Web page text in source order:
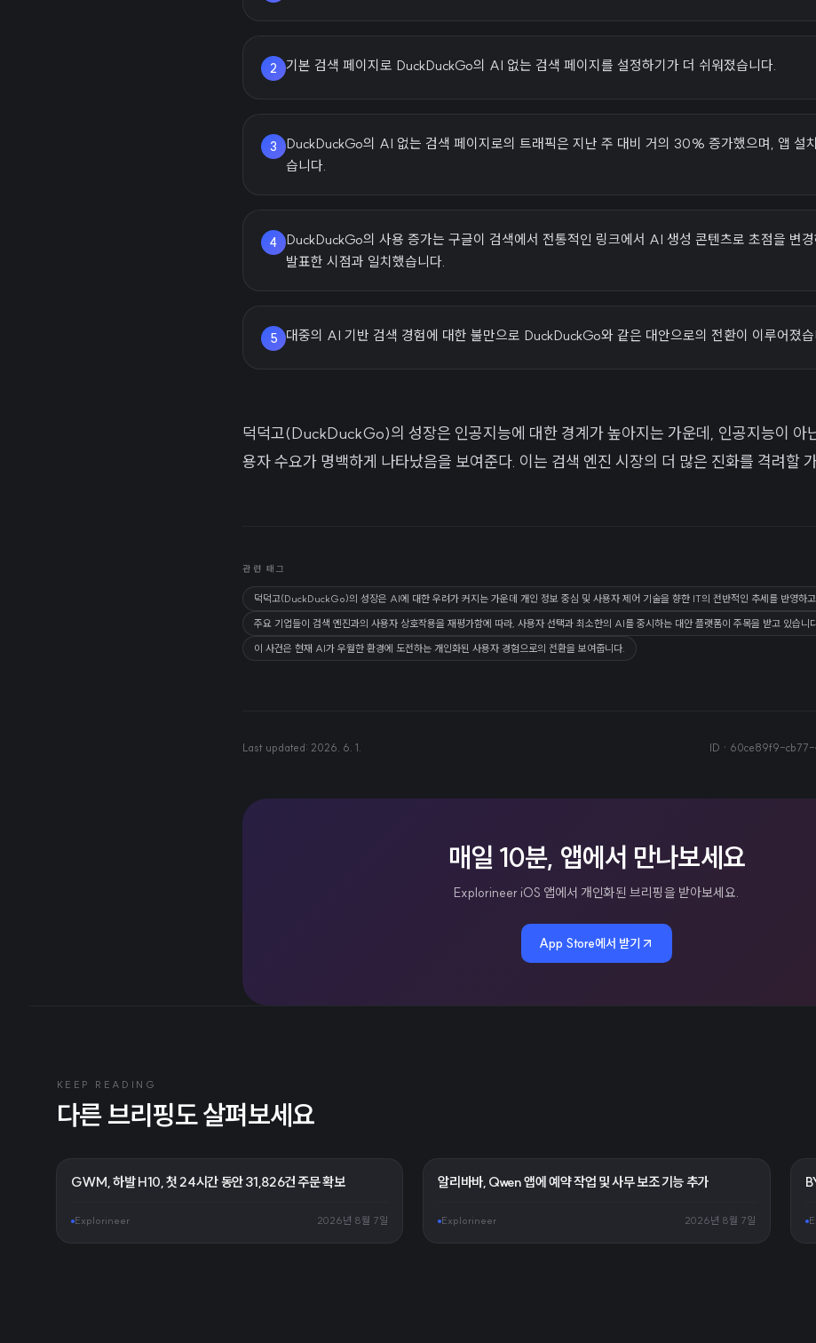
2 기본 검색 페이지로 DuckDuckGo의 AI 없는 검색 페이지를 설정하기가 더 쉬워졌습니다.
3
DuckDuckGo의 AI 없는 검색 페이지로의 트래픽은 지난 주 대비 거의 30% 증가했으며, 앱 설
습니다.
4
DuckDuckGo의 사용 증가는 구글이 검색에서 전통적인 링크에서 AI 생성 콘텐츠로 초점을 변
발표한 시점과 일치했습니다.
5 대중의 AI 기반 검색 경험에 대한 불만으로 DuckDuckGo와 같은 대안으로의 전환이 이루어졌습
덕덕고(DuckDuckGo)의 성장은 인공지능에 대한 경계가 높아지는 가운데, 인공지능이 아
용자 수요가 명백하게 나타났음을 보여준다. 이는 검색 엔진 시장의 더 많은 진화를 격려할
관련 태그
덕덕고(DuckDuckGo)의 성장은 AI에 대한 우려가 커지는 가운데 개인 정보 중심 및 사용자 제어 기술을 향한 IT의 전반적인 추세를 반영하고
주요 기업들이 검색 엔진과의 사용자 상호작용을 재평가함에 따라, 사용자 선택과 최소한의 AI를 중시하는 대안 플랫폼이 주목을 받고 있습니
이 사건은 현재 AI가 우월한 환경에 도전하는 개인화된 사용자 경험으로의 전환을 보여줍니다.
Last updated: 2026. 6. 1. ID · 60ce89f9-
매일 10분, 앱에서 만나보세요
Explorineer iOS 앱에서 개인화된 브리핑을 받아보세요.
App Store에서 받기
KEEP READING
다른 브리핑도 살펴보세요
GWM, 하발 H10, 첫 24시간 동안 31,826건 주문 확보
Explorineer 2026년 8월 7일
알리바바, Qwen 앱에 예약 작업 및 사무 보조 기능 추가
Explorineer 2026년 8월 7일